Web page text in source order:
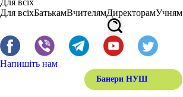
Для всіх
Для всіхБатькамВчителямДиректорамУчням
Напишіть нам
Банери НУШ